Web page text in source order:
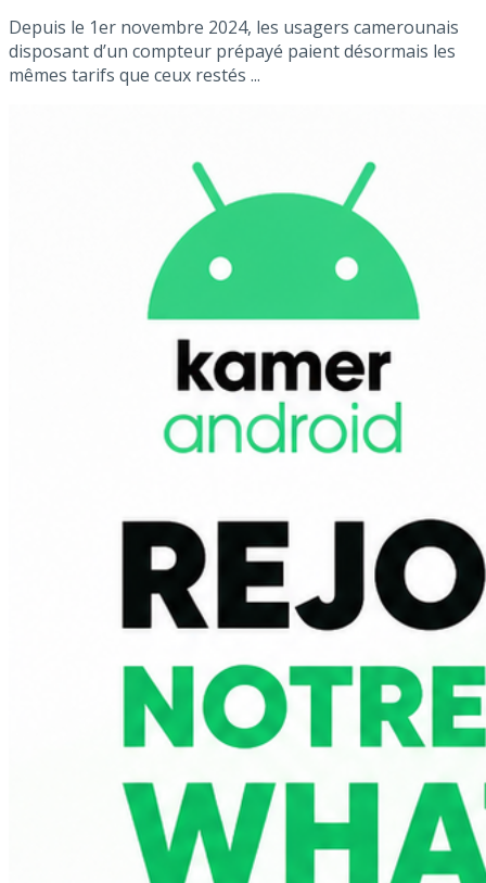
Depuis le 1er novembre 2024, les usagers camerounais
disposant d’un compteur prépayé paient désormais les
mêmes tarifs que ceux restés ...